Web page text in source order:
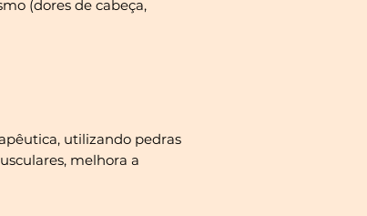
(dores de cabeça,
utilizando pedras
melhora a